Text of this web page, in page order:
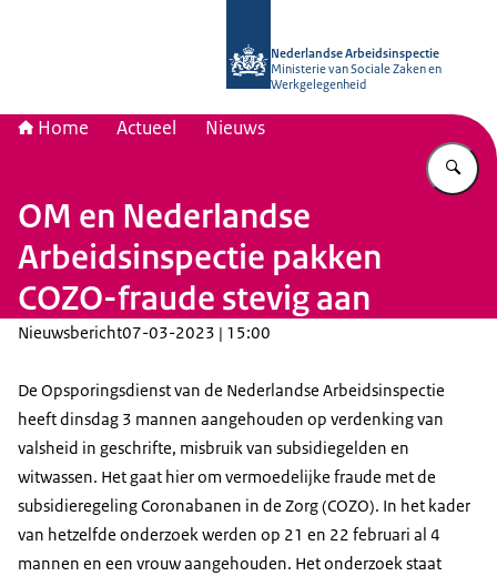
Nederlandse Arbeidsinspectie
Ministerie van Sociale Zaken en
Werkgelegenheid
Home Actueel Nieuws
OM en Nederlandse
Arbeidsinspectie pakken
COZO-fraude stevig aan
Nieuwsbericht07-03-2023 | 15:00
De Opsporingsdienst van de Nederlandse Arbeidsinspectie
heeft dinsdag 3 mannen aangehouden op verdenking van
valsheid in geschrifte, misbruik van subsidiegelden en
witwassen. Het gaat hier om vermoedelijke fraude met de
subsidieregeling Coronabanen in de Zorg (COZO). In het kader
van hetzelfde onderzoek werden op 21 en 22 februari al 4
mannen en een vrouw aangehouden. Het onderzoek staat